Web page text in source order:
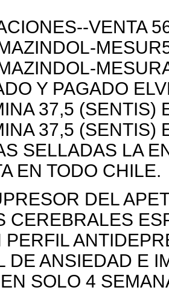
VENTA
Y PAGADO
37,5 (SENTIS)
37,5 (SENTIS)
SELLADAS LA
EN TODO CHILE.
DEL
CEREBRALES
PERFIL
DE ANSIEDAD E
SOLO 4